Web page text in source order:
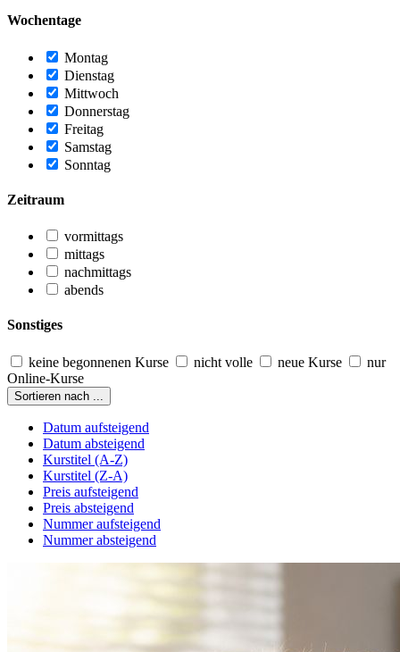
Wochentage
Montag
Dienstag
Mittwoch
Donnerstag
Freitag
Samstag
Sonntag
Zeitraum
vormittags
mittags
nachmittags
abends
Sonstiges
keine begonnenen Kurse nicht volle neue Kurse
nur
Online-Kurse
Sortieren nach ...
Datum aufsteigend
Datum absteigend
Kurstitel (A-Z)
Kurstitel (Z-A)
Preis aufsteigend
Preis absteigend
Nummer aufsteigend
Nummer absteigend